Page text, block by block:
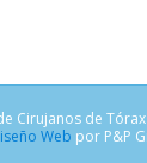
Cirujanos de
Web por P&P